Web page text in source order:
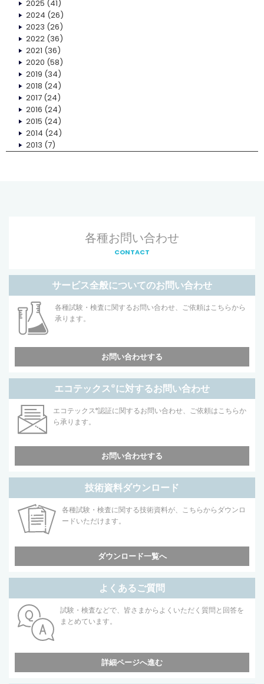
2025 (41)
2024 (26)
2023 (26)
2022(36)
2021 (36)
2020 (58)
2019 (34)
2018 (24)
2017(24)
2016 (24)
2015 (24)
2014 (24)
2013 (7)
各種お問い合わせ
CONTACT
サービス全般についてのお問い合わせ
各種試験・検査に関するお問い合わせ、ご依頼はこちらから
承ります。
お問い合わせする
エコテックス®に対するお問い合わせ
エコテックス®認証に関するお問い合わせ、ご依頼はこちらか
ら承ります。
お問い合わせする
技術資料ダウンロード
各種試験・検査に関する技術資料が、こちらからダウンロ
ードいただけます。
ダウンロード一覧へ
よくあるご質問
試験・検査などで、皆さまからよくいただく質問と回答を
まとめています。
詳細ページへ進む